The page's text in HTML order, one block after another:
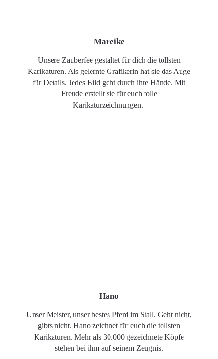
Mareike
Unsere Zauberfee gestaltet für dich die tollsten
Karikaturen. Als gelernte Grafikerin hat sie das Auge
für Details. Jedes Bild geht durch ihre Hände. Mit
Freude erstellt sie für euch tolle
Karikaturzeichnungen.
Hano
Unser Meister, unser bestes Pferd im Stall. Geht nicht,
gibts nicht. Hano zeichnet für euch die tollsten
Karikaturen. Mehr als 30.000 gezeichnete Köpfe
stehen bei ihm auf seinem Zeugnis.